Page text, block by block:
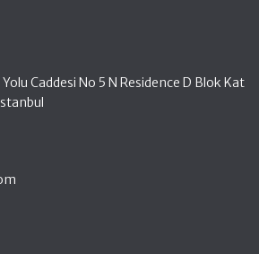
Caddesi No 5 N Residence D Blok Kat